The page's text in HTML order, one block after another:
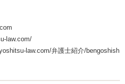
law.com/
law.com/弁護士紹介/bengoshish